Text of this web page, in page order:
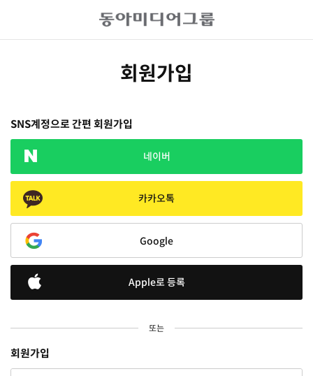
회원가입
SNS계정으로 간편 회원가입
네이버
카카오톡
Google
Apple로 등록
또는
회원가입